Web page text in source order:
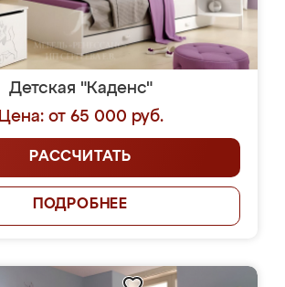
Детская "Каденс"
Цена: от 65 000 руб.
РАССЧИТАТЬ
ПОДРОБНЕЕ